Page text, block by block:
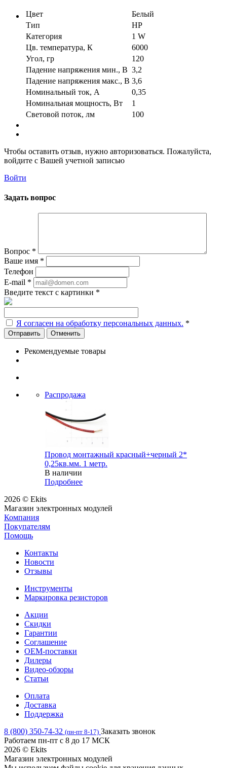
Цвет
Белый
Тип
HP
Категория
1 W
Цв. температура, К
6000
Угол, гр
120
Падение напряжения мин., В 3,2
Падение напряжения макс., В 3,6
Номинальный ток, А
0,35
Номинальная мощность, Вт
1
Световой поток, лм
100
Чтобы оставить отзыв, нужно авторизоваться. Пожалуйста,
войдите с Вашей учетной записью
Войти
Задать вопрос
Вопрос *
Ваше имя *
Телефон
E-mail *
Введите текст с картинки *
Я согласен на обработку персональных данных. *
Отменить
Рекомендуемые товары
Распродажа
Провод монтажный красный+черный 2*
0,25кв.мм. 1 метр.
В наличии
Подробнее
2026 © Ekits
Магазин электронных модулей
Компания
Покупателям
Помощь
Контакты
Новости
Отзывы
Инструменты
Маркировка резисторов
Акции
Скидки
Гарантии
Соглашение
OEM-поставки
Дилеры
Видео-обзоры
Статьи
Оплата
Доставка
Поддержка
8 (800) 350-74-32 (пн-пт 8-17) Заказать звонок
Работаем пн-пт с 8 до 17 МСК
2026 © Ekits
Магазин электронных модулей